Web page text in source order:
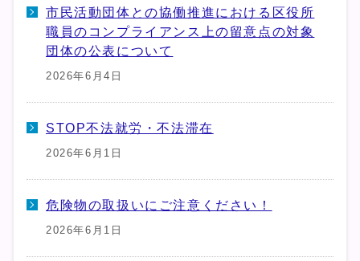
市民活動団体との協働推進における区役所
職員のコンプライアンス上の留意点の対象
団体の公表について
2026年6月4日
STOP不法就労・不法滞在
2026年6月1日
危険物の取扱いにご注意ください！
2026年6月1日